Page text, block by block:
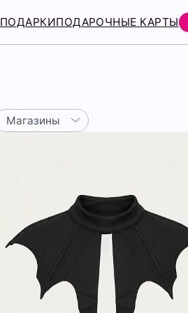
ПОДАРКИПОДАРОЧНЫЕ КАРТЫ
Магазины